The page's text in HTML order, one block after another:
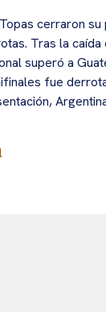
cerraron
Tras la
superó a
fue